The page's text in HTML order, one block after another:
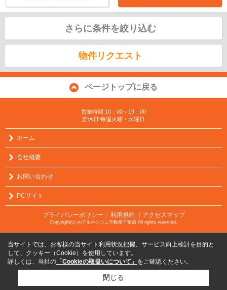
さらに条件を絞り込む
物件リクエスト
ページトップに戻る
営業時間:10：00～19：00
定休日:毎週火曜・水曜日
ホーム
会社概要
お問い合わせ
PCサイト
プライバシーポリシー ｜ 利用規約 ｜アクセスマップ
Copyright(c) ㈱アルカンジュ不動産千葉店 All rights reserved.
当サイトでは、お客様の当サイト利用状況把握、サービス向上検討を目的と
して、クッキー（Cookie）を使用しています。
詳しくは、当社の 「Cookieの取扱いについて」 をご確認ください。
閉じる